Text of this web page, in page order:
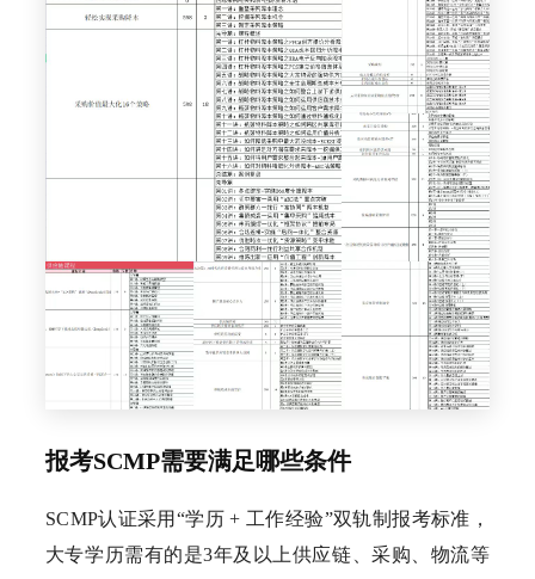
报考SCMP需要满足哪些条件
SCMP认证采用“学历 + 工作经验”双轨制报考标准，
大专学历需有的是3年及以上供应链、采购、物流等